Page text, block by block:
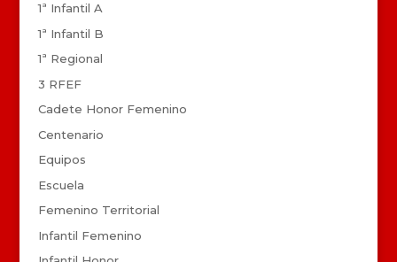
1ª Infantil A
1ª Infantil B
1ª Regional
3 RFEF
Cadete Honor Femenino
Centenario
Equipos
Escuela
Femenino Territorial
Infantil Femenino